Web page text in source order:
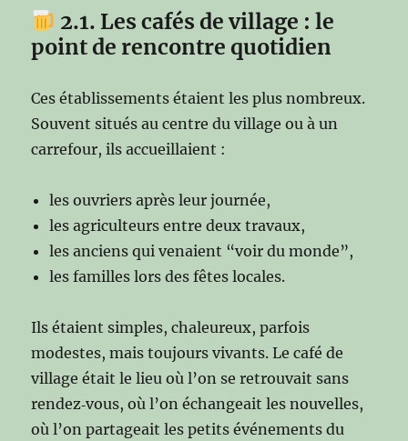
2.1. Les cafés de village : le
point de rencontre quotidien
Ces établissements étaient les plus nombreux.
Souvent situés au centre du village ou à un
carrefour, ils accueillaient :
les ouvriers après leur journée,
les agriculteurs entre deux travaux,
les anciens qui venaient “voir du monde”,
les familles lors des fêtes locales.
Ils étaient simples, chaleureux, parfois
modestes, mais toujours vivants. Le café de
village était le lieu où l’on se retrouvait sans
rendez‑vous, où l’on échangeait les nouvelles,
où l’on partageait les petits événements du